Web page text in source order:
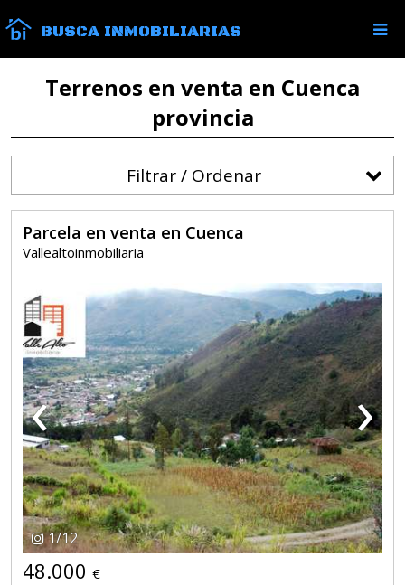
BUSCA INMOBILIARIAS
Terrenos en venta en Cuenca
provincia
Filtrar / Ordenar
Parcela en venta en Cuenca
Vallealtoinmobiliaria
‹ ›
1/12
48.000 €